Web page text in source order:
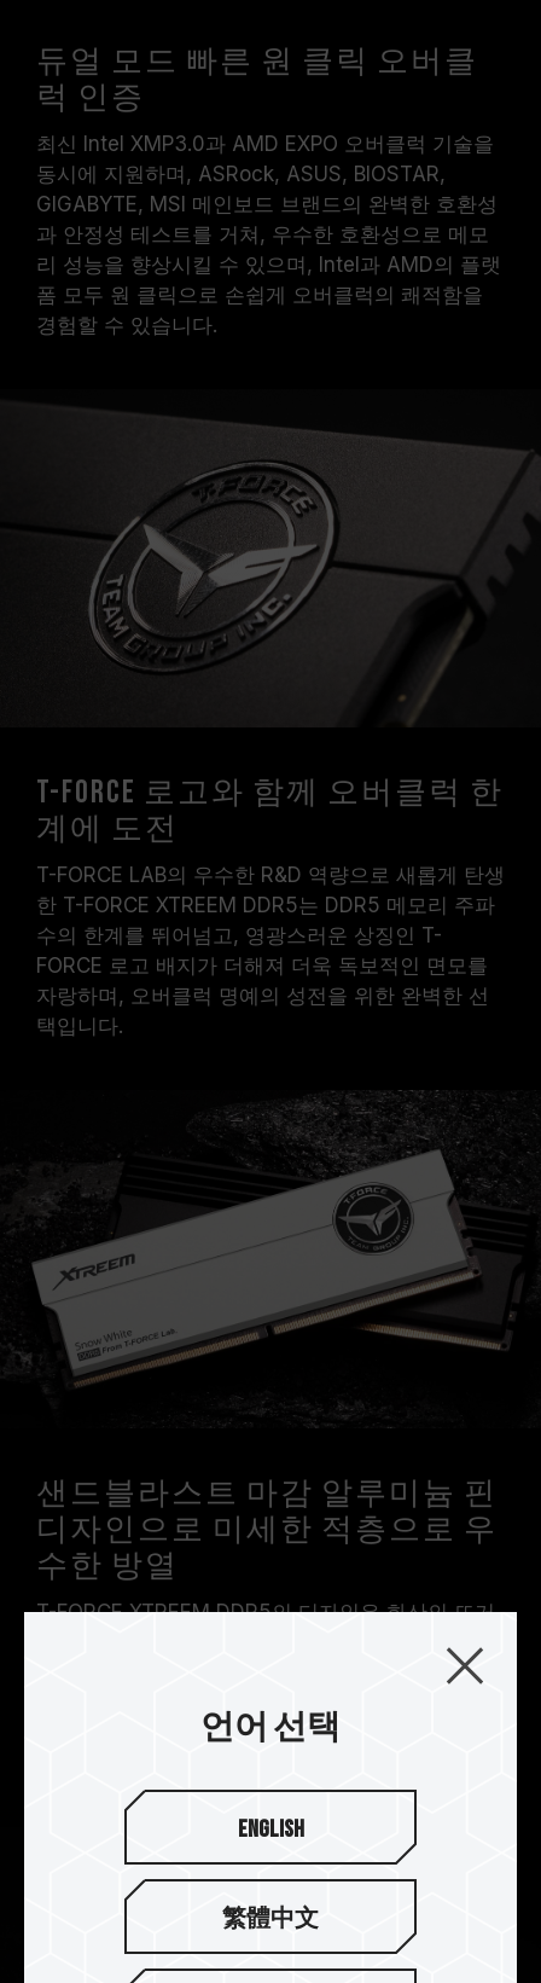
듀얼 모드 빠른 원 클릭 오버클
럭 인증
최신 Intel XMP3.0과 AMD EXPO 오버클럭 기술을
동시에 지원하며, ASRock, ASUS, BIOSTAR,
GIGABYTE, MSI 메인보드 브랜드의 완벽한 호환성
과 안정성 테스트를 거쳐, 우수한 호환성으로 메모
리 성능을 향상시킬 수 있으며, Intel과 AMD의 플랫
폼 모두 원 클릭으로 손쉽게 오버클럭의 쾌적함을
경험할 수 있습니다.
T-FORCE 로고와 함께 오버클럭 한
계에 도전
T-FORCE LAB의 우수한 R&D 역량으로 새롭게 탄생
한 T-FORCE XTREEM DDR5는 DDR5 메모리 주파
수의 한계를 뛰어넘고, 영광스러운 상징인 T-
FORCE 로고 배지가 더해져 더욱 독보적인 면모를
자랑하며, 오버클럭 명예의 성전을 위한 완벽한 선
택입니다.
샌드블라스트 마감 알루미늄 핀
디자인으로 미세한 적층으로 우
수한 방열
T-FORCE XTREEM DDR5의 디자인은 화산의 뜨거
운 열과 냉열 에너지 변환을 모티브로, 현무암과 같
은 금속의 2피스 경사 알루미늄 패턴을 융합하고 시
FORCE 로고를 각인하여 최고의 재미를 선사합니
언어 선택
English
繁體中文